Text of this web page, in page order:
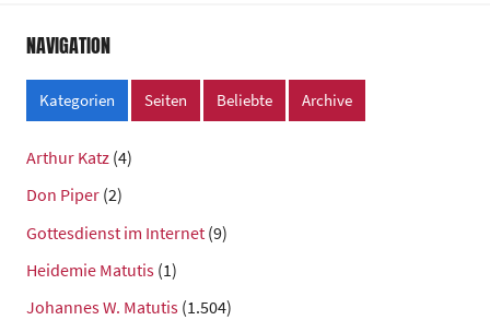
NAVIGATION
Kategorien Seiten Beliebte Archive
Arthur Katz (4)
Don Piper (2)
Gottesdienst im Internet (9)
Heidemie Matutis (1)
Johannes W. Matutis (1.504)